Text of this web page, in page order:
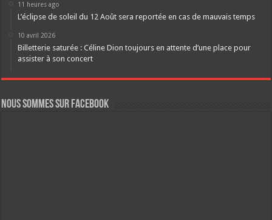
11 heures ago
L’éclipse de soleil du 12 Août sera reportée en cas de mauvais temps
10 avril 2026
Billetterie saturée : Céline Dion toujours en attente d’une place pour
assister à son concert
Nous sommes sur FaceBook